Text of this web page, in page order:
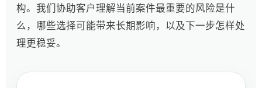
构。我们协助客户理解当前案件最重要的风险是什
么，哪些选择可能带来长期影响，以及下一步怎样处
理更稳妥。